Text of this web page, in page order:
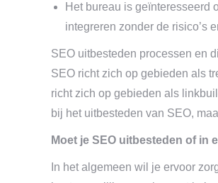
Het bureau is geïnteresseerd
integreren zonder de risico’s
SEO uitbesteden processen en
SEO richt zich op gebieden als
richt zich op gebieden als
bij het uitbesteden van SEO,
Moet je SEO uitbesteden of in
In het algemeen wil je ervoor